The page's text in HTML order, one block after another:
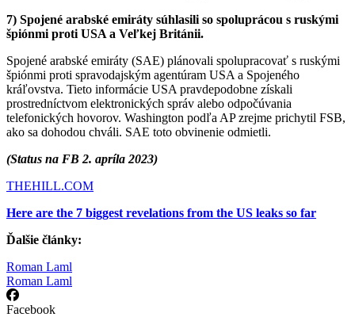
7) Spojené arabské emiráty súhlasili so spoluprácou s ruskými
špiónmi proti USA a Veľkej Británii.
Spojené arabské emiráty (SAE) plánovali spolupracovať s ruskými
špiónmi proti spravodajským agentúram USA a Spojeného
kráľovstva. Tieto informácie USA pravdepodobne získali
prostredníctvom elektronických správ alebo odpočúvania
telefonických hovorov. Washington podľa AP zrejme prichytil FSB,
ako sa dohodou chváli. SAE toto obvinenie odmietli.
(Status na FB 2. apríla 2023)
THEHILL.COM
Here are the 7 biggest revelations from the US leaks so far
Ďalšie články:
Roman Laml
Roman Laml
Facebook